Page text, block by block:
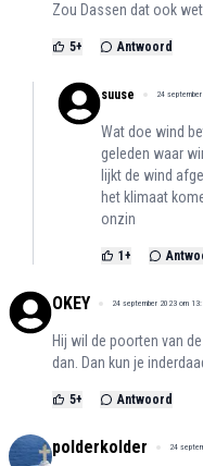
Zou Dassen dat ook
5+ Antwoord
suuse 24
Wat doe wind
geleden waar
lijkt de wind
het klimaat
onzin
1 +
OKEY 24 september 2023 om
Hij wil de poorten van
dan. Dan kun je
5+ Antwoord
polderkolder 24